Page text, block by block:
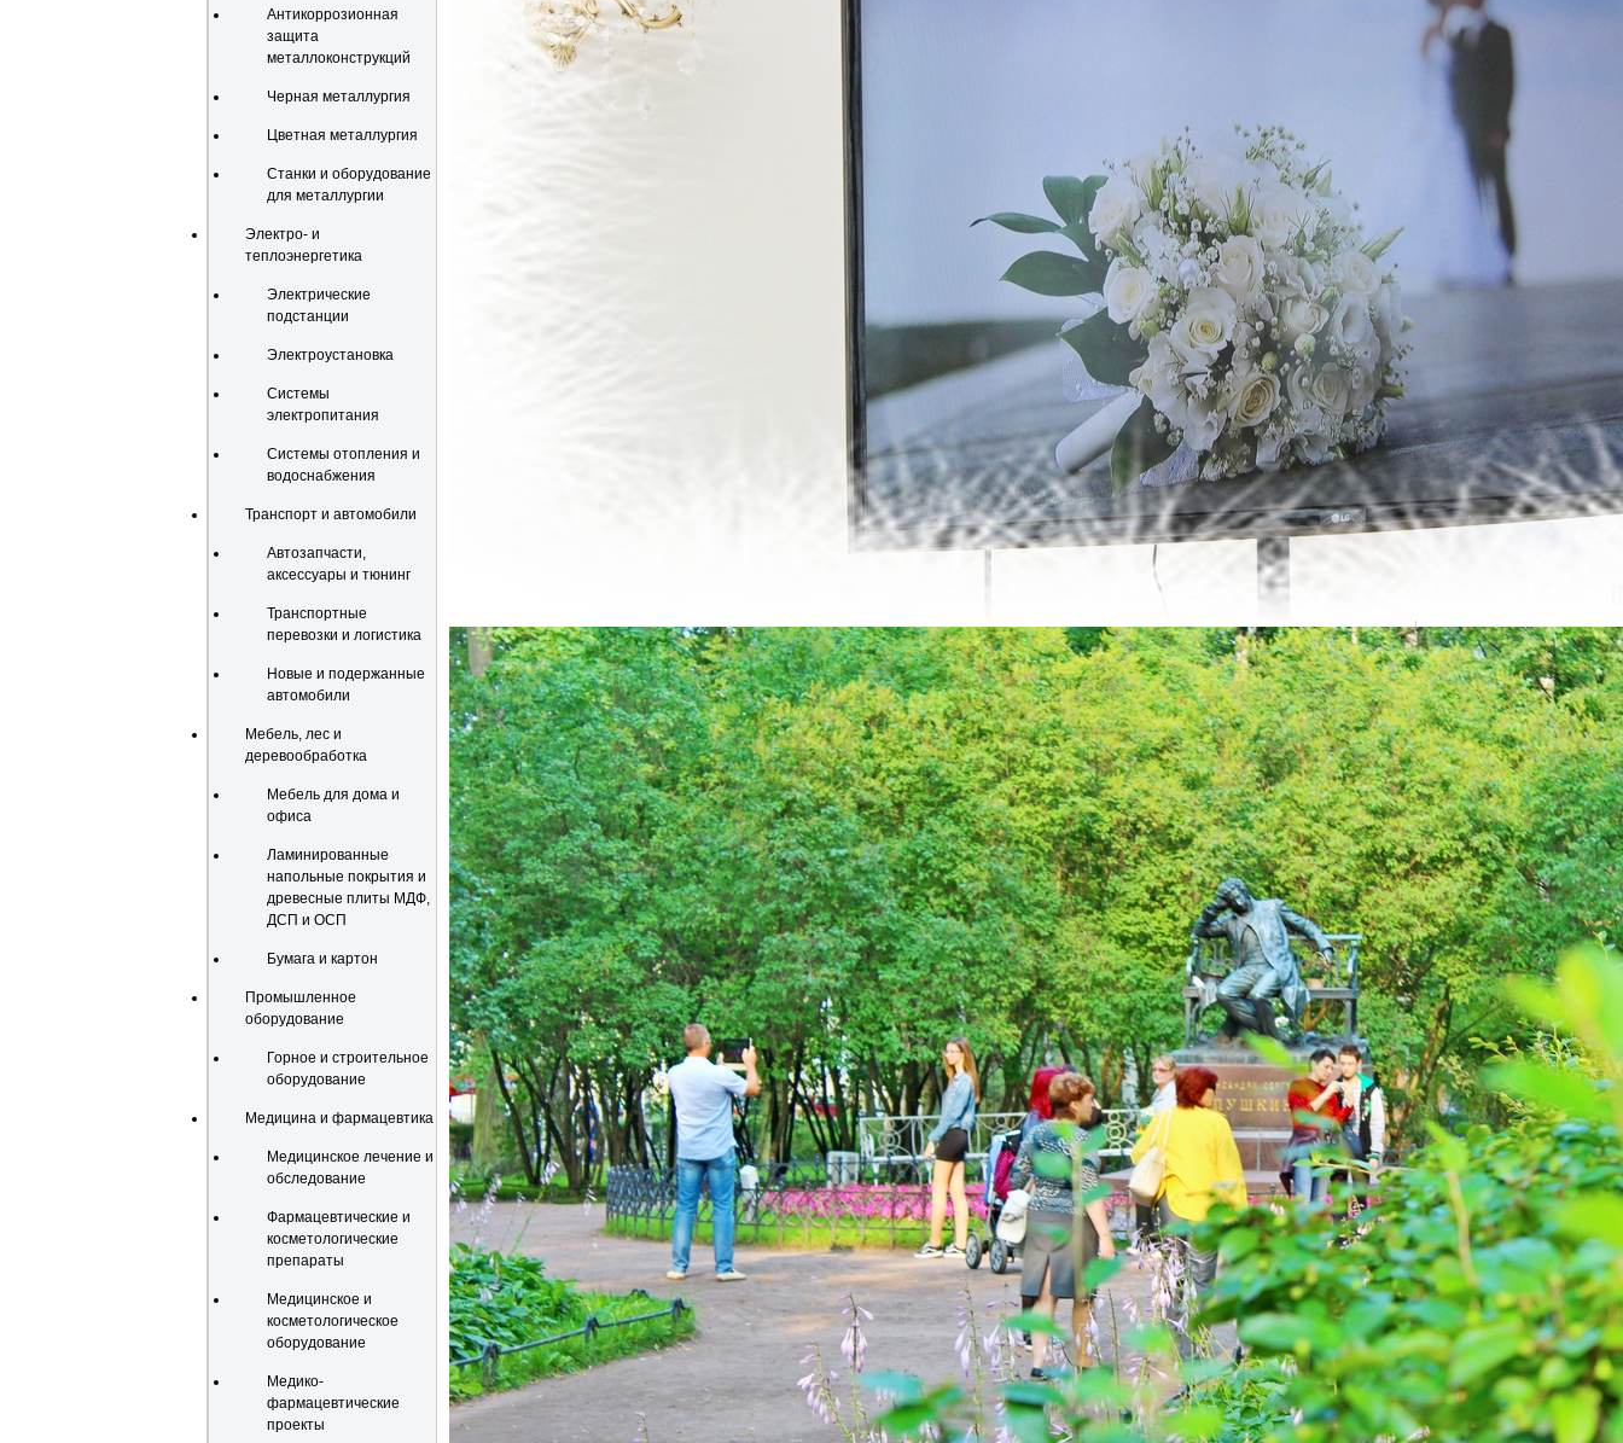
Антикоррозионная
защита
металлоконструкций
Черная металлургия
Цветная металлургия
Станки и оборудование
для металлургии
Электро- и
теплоэнергетика
Электрические
подстанции
Электроустановка
Системы
электропитания
Системы отопления и
водоснабжения
Транспорт и автомобили
Автозапчасти,
аксессуары и тюнинг
Транспортные
перевозки и логистика
Новые и подержанные
автомобили
Мебель, лес и
деревообработка
Мебель для дома и
офиса
Ламинированные
напольные покрытия и
древесные плиты МДФ,
ДСП и ОСП
Бумага и картон
Промышленное
оборудование
Горное и строительное
оборудование
Медицина и фармацевтика
Медицинское лечение и
обследование
Фармацевтические и
косметологические
препараты
Медицинское и
косметологическое
оборудование
Медико-
фармацевтические
проекты